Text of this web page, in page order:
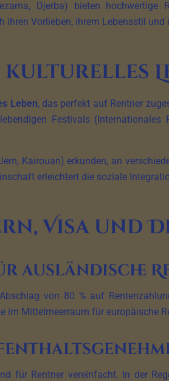
Djerba) bieten hochwertige
Vorlieben, ihrem Lebensstil und
kulturelles
Leben, das perfekt auf Rentner
Festivals
Kairouan) erkunden, an
erleichtert die soziale
Visa und
ausländische
von 80 % auf
im Mittelmeerraum für europäische
für Rentner vereinfacht. In der